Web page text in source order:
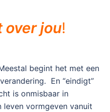
over jou!
begint het met een
En “eindigt”
is onmisbaar in
leven vormgeven vanuit